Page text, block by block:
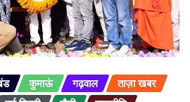
कुमाऊं गढ़वाल
ताज़ा खबर